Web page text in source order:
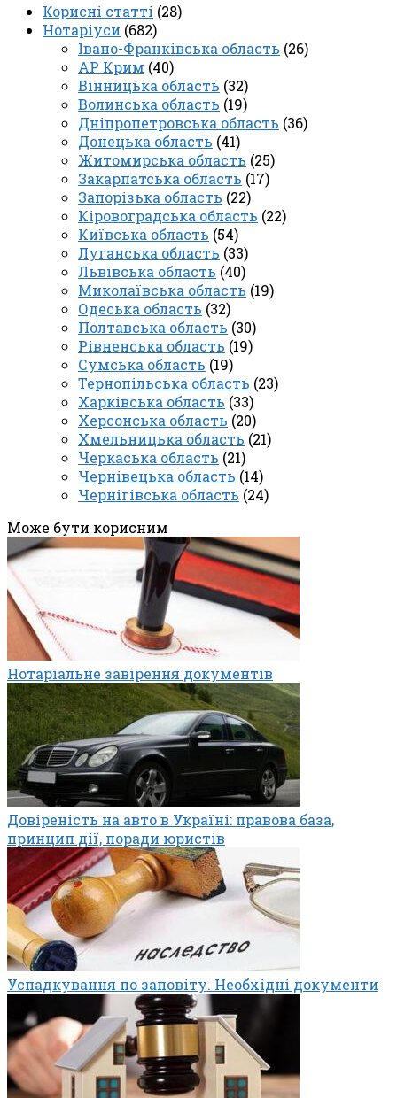
Корисні статті (28)
Нотаріуси (682)
Івано-Франківська область (26)
АР Крим (40)
Вінницька область (32)
Волинська область (19)
Дніпропетровська область (36)
Донецька область (41)
Житомирська область (25)
Закарпатська область (17)
Запорізька область (22)
Кіровоградська область (22)
Київська область (54)
Луганська область (33)
Львівська область (40)
Миколаївська область (19)
Одеська область (32)
Полтавська область (30)
Рівненська область (19)
Сумська область (19)
Тернопільська область (23)
Харківська область (33)
Херсонська область (20)
Хмельницька область (21)
Черкаська область (21)
Чернівецька область (14)
Чернігівська область (24)
Може бути корисним
Нотаріальне завірення документів
Довіреність на авто в Україні: правова база,
принцип дії, поради юристів
Успадкування по заповіту. Необхідні документи